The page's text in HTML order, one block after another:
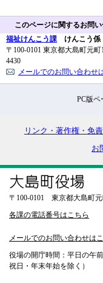
このページに関するお問
福祉けんこう課 けんこう係
〒100-0101 東京都大島町元
4430
メールでのお問い合わせ
PC版ペ
リンク・著作権・免
お
〒100-0101 東京都大島町元
各課の電話番号はこちら
メールでのお問い合わせは
役場の開庁時間：平日の午
祝日・年末年始を除く）